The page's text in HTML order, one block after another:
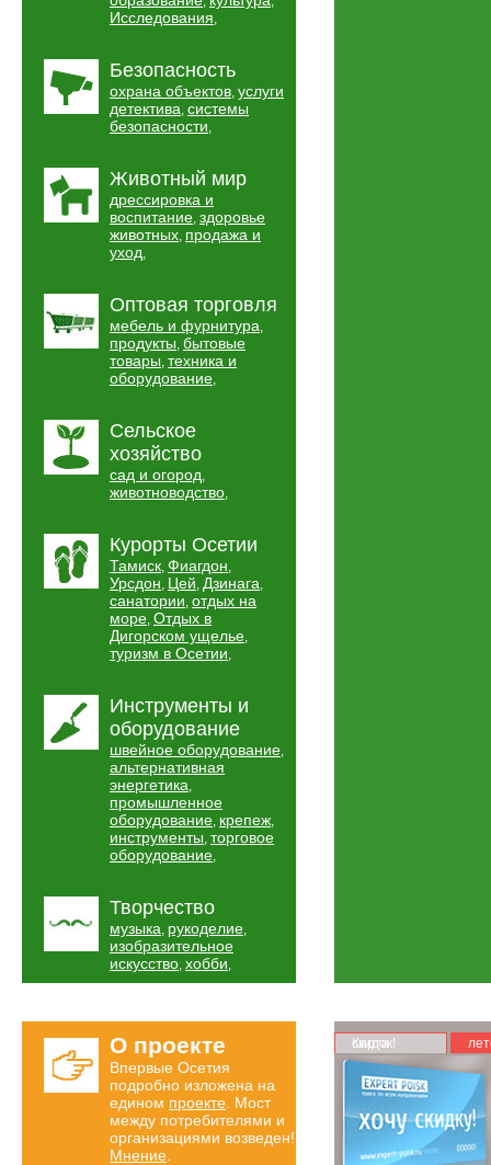
Исследования,
Безопасность
охрана объектов, услуги
детектива, системы
безопасности,
Животный мир
дрессировка и
воспитание, здоровье
животных, продажа и
уход,
Оптовая торговля
мебель и фурнитура,
продукты, бытовые
товары, техника и
оборудование,
Сельское
хозяйство
сад и огород,
животноводство,
Курорты Осетии
Тамиск, Фиагдон,
Урсдон, Цей, Дзинага,
санатории, отдых на
море, Отдых в
Дигорском ущелье,
туризм в Осетии,
Инструменты и
оборудование
швейное оборудование,
альтернативная
энергетика,
промышленное
оборудование, крепеж,
инструменты, торговое
оборудование,
Творчество
музыка, рукоделие,
изобразительное
искусство, хобби,
О проекте
Впервые Осетия
подробно изложена на
едином проекте . Мост
между потребителями и
организациями возведен!
Мнение
Карта скидок!